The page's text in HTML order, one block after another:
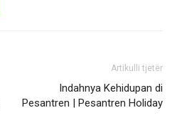
Artikulli tjetër
Indahnya Kehidupan di
Pesantren | Pesantren Holiday